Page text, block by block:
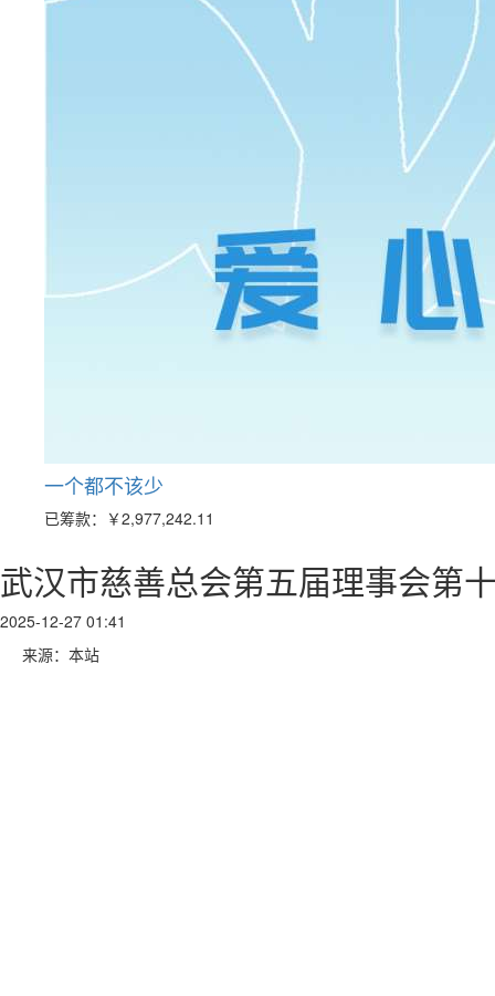
一个都不该少
已筹款： ￥2,977,242.11
武汉市慈善总会第五届理事会第
2025-12-27 01:41
来源：本站